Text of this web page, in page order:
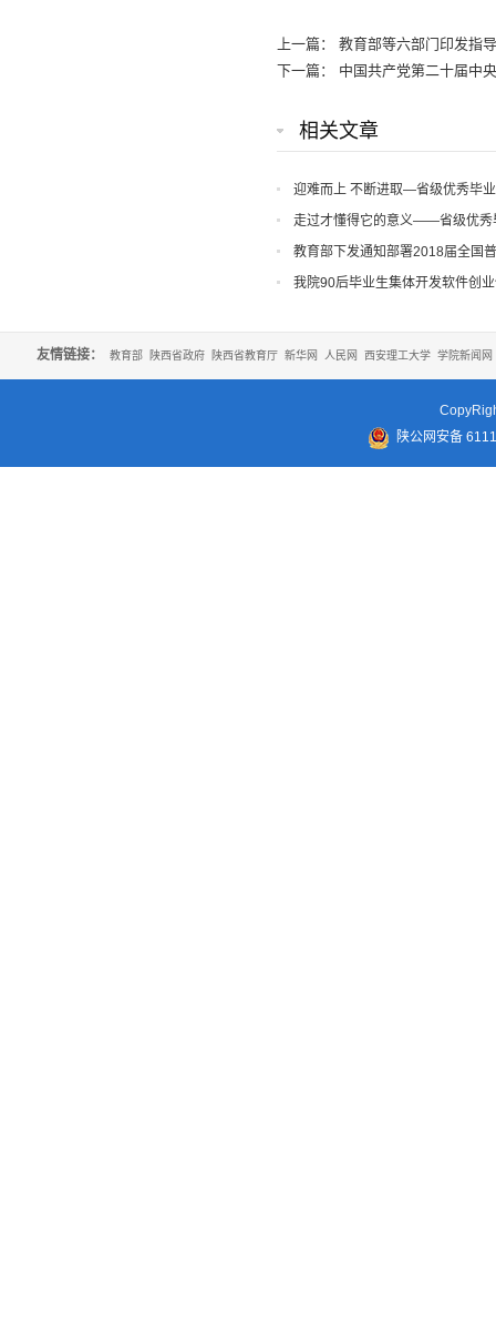
上一篇： 教育部等六部门印发指
下一篇： 中国共产党第二十届中
相关文章
迎难而上 不断进取—省级优秀毕
走过才懂得它的意义——省级优秀
教育部下发通知部署2018届全国
我院90后毕业生集体开发软件创
友情链接： 教育部 陕西省政府 陕西省教育厅 新华网 人民网 西安理工大学 学院新闻网
陕公网安备